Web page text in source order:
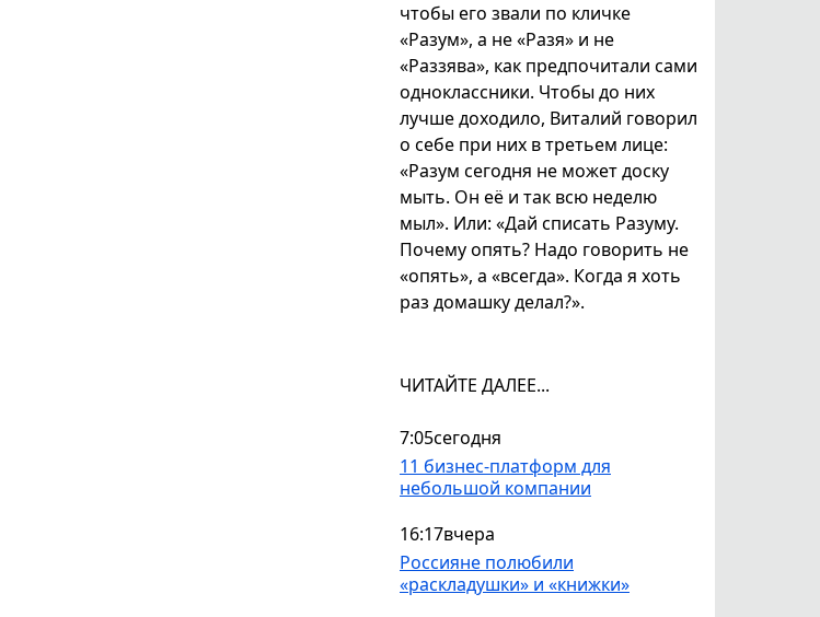
чтобы его звали по кличке
«Разум», а не «Разя» и не
«Раззява», как предпочитали сами
одноклассники. Чтобы до них
лучше доходило, Виталий говорил
о себе при них в третьем лице:
«Разум сегодня не может доску
мыть. Он её и так всю неделю
мыл». Или: «Дай списать Разуму.
Почему опять? Надо говорить не
«опять», а «всегда». Когда я хоть
раз домашку делал?».
ЧИТАЙТЕ ДАЛЕЕ...
7:05сегодня
11 бизнес-платформ для
небольшой компании
16:17вчера
Россияне полюбили
«раскладушки» и «книжки»